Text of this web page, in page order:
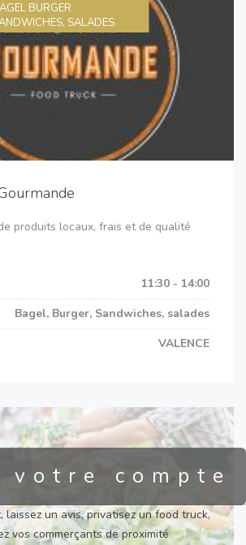
BURGER
SALADES
produits locaux, frais et de qualité
11:30 - 14:00
Bagel, Burger, Sandwiches, salades
VALENCE
votre compte
laissez un avis, privatisez un food truck,
vos commerçants de proximité